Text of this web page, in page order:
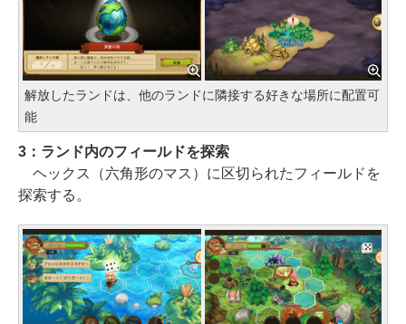
解放したランドは、他のランドに隣接する好きな場所に配置可
能
3：ランド内のフィールドを探索
ヘックス（六角形のマス）に区切られたフィールドを
探索する。